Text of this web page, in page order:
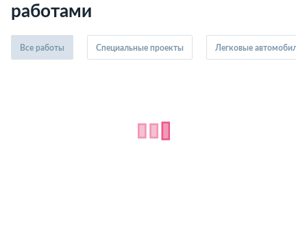
работами
Все работы Специальные проекты Легковые автомобили